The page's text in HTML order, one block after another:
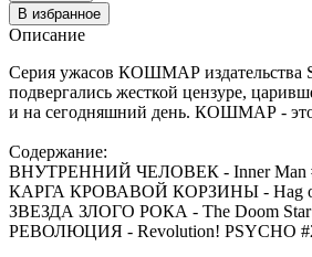
В избранное
Описание
Серия ужасов КОШМАР издательства
подвергались жесткой цензуре,
и на сегодняшний день. КОШМАР - это
Содержание:
ВНУТРЕННИЙ ЧЕЛОВЕК - Inner Man
КАРГА КРОВАВОЙ КОРЗИНЫ - Hag of
ЗВЕЗДА ЗЛОГО РОКА - The Doom
РЕВОЛЮЦИЯ - Revolution! PSYCHO